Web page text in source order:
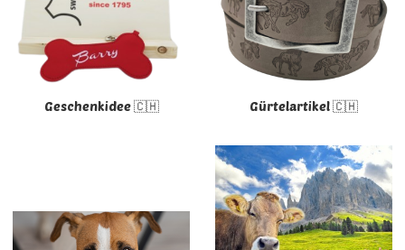
Geschenkidee 🇨🇭 Gürtelartikel 🇨🇭